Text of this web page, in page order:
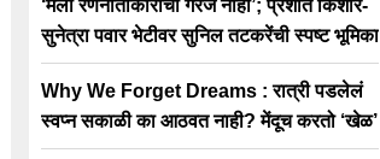
‘मला रणनीतीकारांची गरज नाही’; प्रशांत किशोर-
सुनेत्रा पवार भेटीवर सुनिल तटकरेंची स्पष्ट भूमिका
Why We Forget Dreams : रात्री पडलेलं
स्वप्न सकाळी का आठवत नाही? मेंदूच करतो ‘खेळ’